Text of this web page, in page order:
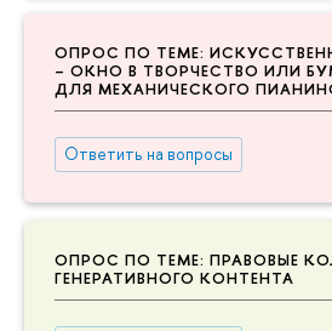
ОПРОС ПО ТЕМЕ:
– ОКНО В ТВОРЧЕСТВО ИЛИ
ДЛЯ МЕХАНИЧЕСКОГО
Ответить на вопросы
ОПРОС ПО ТЕМЕ: ПРАВОВЫЕ
ГЕНЕРАТИВНОГО КОНТЕНТА